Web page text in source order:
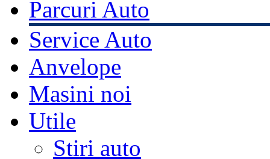
Parcuri Auto
Service Auto
Anvelope
Masini noi
Utile
Stiri auto